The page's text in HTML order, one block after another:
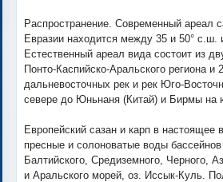
Распространение. Современный ареал
Евразии находится между 35 и 50° с.ш.
Естественный ареал вида состоит из
Понто-Каспийско-Аральского региона и
дальневосточных рек и рек Юго-
севере до Юньнаня (Китай) и Бирмы на
Европейский сазан и карп в настоящее
пресные и солоноватые воды бассейнов
Балтийского, Средиземного, Черного,
и Аральского морей, оз. Иссык-Куль.